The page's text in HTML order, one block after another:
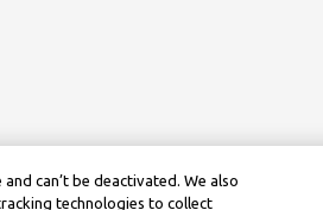
can’t be deactivated. We also
technologies to collect